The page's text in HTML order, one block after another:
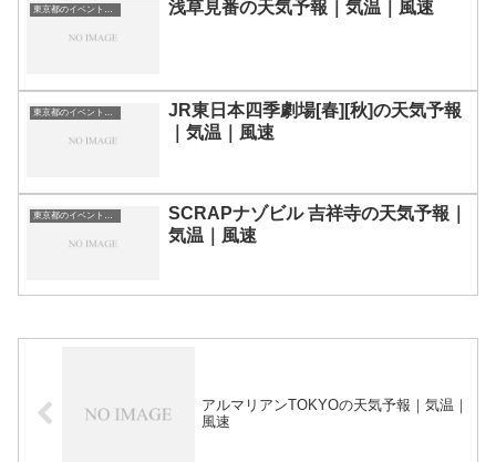
浅草見番の天気予報｜気温｜風速
JR東日本四季劇場[春][秋]の天気予報
｜気温｜風速
SCRAPナゾビル 吉祥寺の天気予報｜
気温｜風速
アルマリアンTOKYOの天気予報｜気温｜
風速